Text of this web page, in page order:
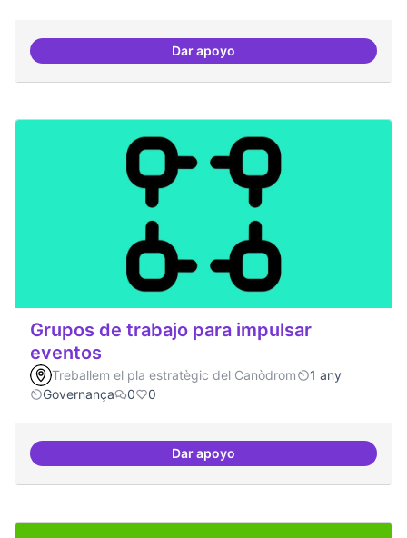
Dar apoyoRecerca i re-avaluació
Grupos de trabajo para impulsar
eventos
Treballem el pla estratègic del Canòdrom
1 any
Governança
0 0
Dar apoyoGrupos de trabajo para impulsar